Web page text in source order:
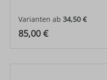
Varianten ab 34,50 €
Regulärer Preis:
85,00 €